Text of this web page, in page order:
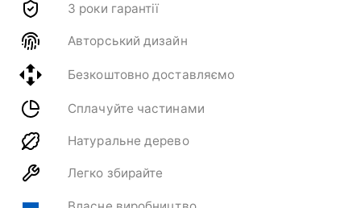
3 роки гарантії
Авторський дизайн
Безкоштовно доставляємо
Сплачуйте частинами
Натуральне дерево
Легко збирайте